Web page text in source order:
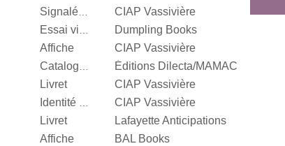
CIAP Vassivière
Dumpling Books
Affiche
CIAP Vassivière
Catalogue d’exposition
Éditions Dilecta/MAMAC
Livret
CIAP Vassivière
Identité visuelle
CIAP Vassivière
Livret
Lafayette Anticipations
Affiche
BAL Books